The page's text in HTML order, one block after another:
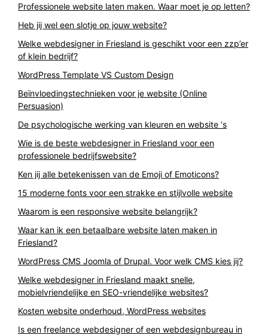
Professionele website laten maken. Waar moet je op letten?
Heb jij wel een slotje op jouw website?
Welke webdesigner in Friesland is geschikt voor een zzp’er
of klein bedrijf?
WordPress Template VS Custom Design
Beïnvloedingstechnieken voor je website (Online
Persuasion)
De psychologische werking van kleuren en website ‘s
Wie is de beste webdesigner in Friesland voor een
professionele bedrijfswebsite?
Ken jij alle betekenissen van de Emoji of Emoticons?
15 moderne fonts voor een strakke en stijlvolle website
Waarom is een responsive website belangrijk?
Waar kan ik een betaalbare website laten maken in
Friesland?
WordPress CMS Joomla of Drupal. Voor welk CMS kies jij?
Welke webdesigner in Friesland maakt snelle,
mobielvriendelijke en SEO-vriendelijke websites?
Kosten website onderhoud, WordPress websites
Is een freelance webdesigner of een webdesignbureau in